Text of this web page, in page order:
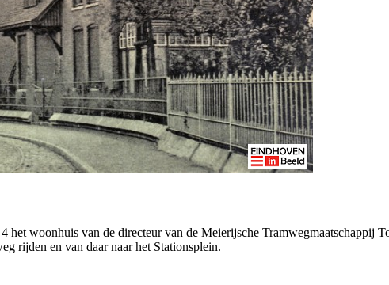
het woonhuis van de directeur van de Meierijsche Tramwegmaatschappij
rijden en van daar naar het Stationsplein.